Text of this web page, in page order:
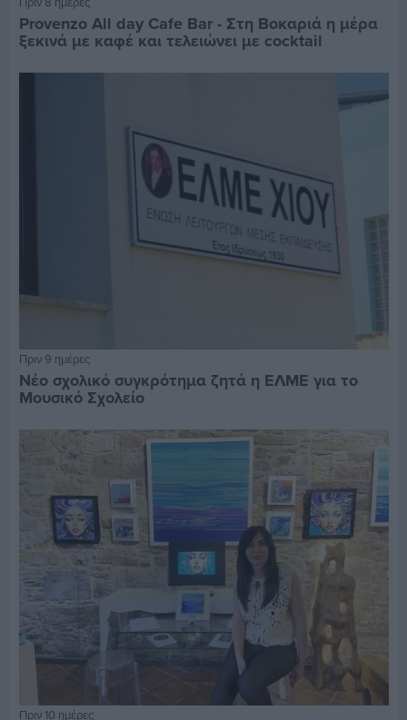
Provenzo All day Cafe Bar - Στη Βοκαριά η μέρα
ξεκινά με καφέ και τελειώνει με cocktail
Πριν 9 ημέρες
Νέο σχολικό συγκρότημα ζητά η ΕΛΜΕ για το
Μουσικό Σχολείο
Πριν 10 ημέρες